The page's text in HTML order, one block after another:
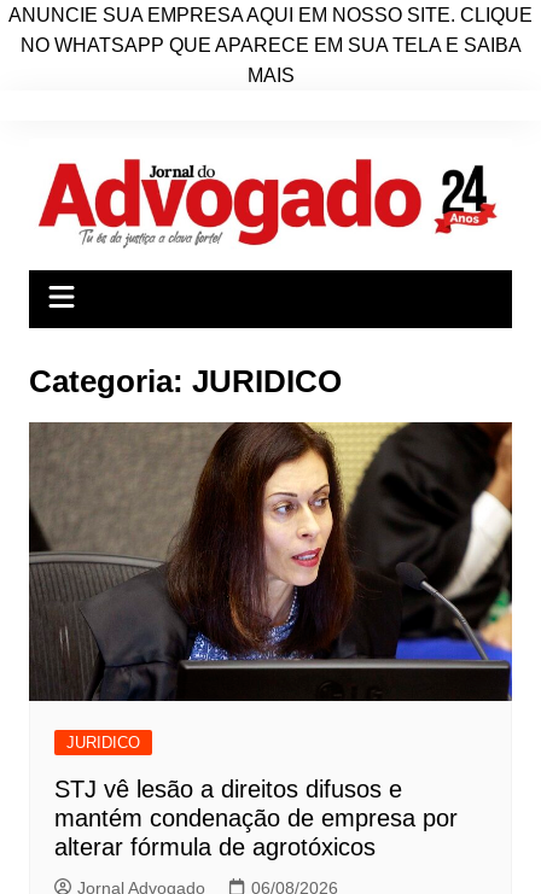
ANUNCIE SUA EMPRESA AQUI EM NOSSO SITE. CLIQUE
NO WHATSAPP QUE APARECE EM SUA TELA E SAIBA
MAIS
conteúdo
Categoria: JURIDICO
JURIDICO
STJ vê lesão a direitos difusos e
mantém condenação de empresa por
alterar fórmula de agrotóxicos
Jornal Advogado 06/08/2026